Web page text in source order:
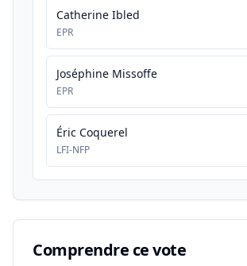
Catherine Ibled
EPR
Joséphine Missoffe
EPR
Éric Coquerel
LFI-NFP
Comprendre ce vote